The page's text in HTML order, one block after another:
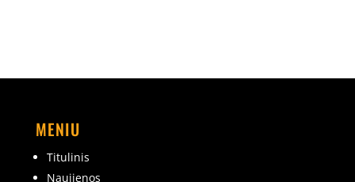
MENIU
Titulinis
Naujienos